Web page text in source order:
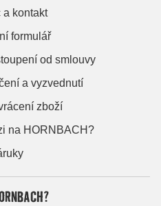
a kontakt
formulář
od smlouvy
a vyzvednutí
zboží
na HORNBACH?